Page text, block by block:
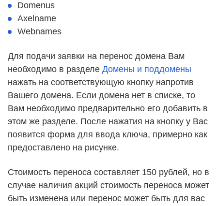
Domenus
Axelname
Webnames
Для подачи заявки на перенос домена Вам
необходимо в разделе Домены и поддомены
нажать на соответствующую кнопку напротив
Вашего домена. Если домена нет в списке, то
Вам необходимо предварительно его добавить в
этом же разделе. После нажатия на кнопку у Вас
появится форма для ввода ключа, примерно как
предоставлено на рисунке.
Стоимость переноса составляет 150 рублей, но в
случае наличия акций стоимость переноса может
быть изменена или перенос может быть для вас